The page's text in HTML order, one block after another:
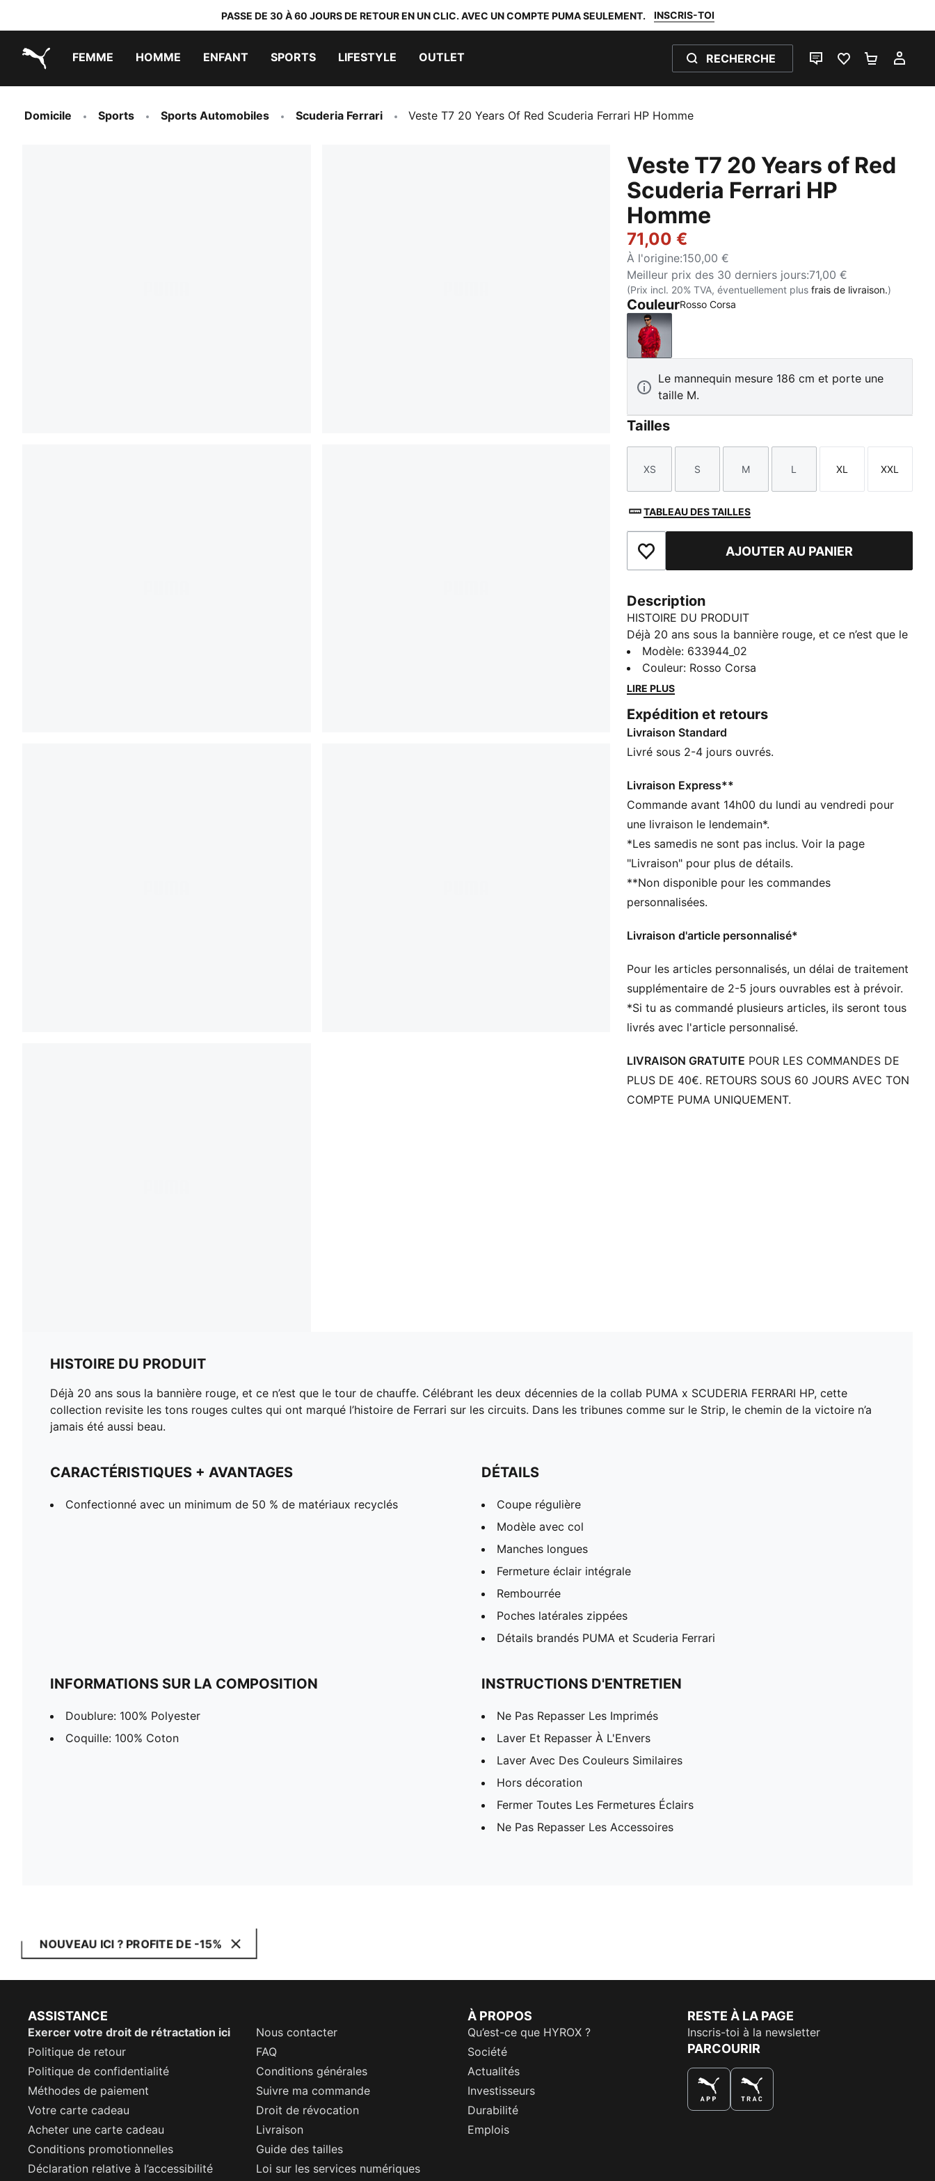
PASSE DE 30 À 60 JOURS DE RETOUR EN UN CLIC. AVEC UN COMPTE PUMA SEULEMENT. INSCRIS-TOI
FEMME HOMME ENFANT SPORTS LIFESTYLE OUTLET RECHERCHE
LIVE CHATFAVORIS 0PANIER 0
Domicile Sports Sports Automobiles Scuderia Ferrari Veste T7 20 Years Of Red Scuderia Ferrari HP Homme
Veste T7 20 Years of Red
Scuderia Ferrari HP
Homme
71,00 €
À l'origine:150,00 €
Meilleur prix des 30 derniers jours:71,00 €
(Prix incl. 20% TVA, éventuellement plusfrais de livraison.)
CouleurRosso Corsa
Rosso Corsa
Le mannequin mesure 186 cm et porte une
taille M.
Tailles
Taille
XS
Taille
S
Taille
M
Taille
L
Taille
XL
Taille
XXL
TABLEAU DES TAILLES
Ajouter aux favorisAJOUTER AU PANIER
Description
HISTOIRE DU PRODUIT
Déjà 20 ans sous la bannière rouge, et ce n’est que le
tour de chauffe. Célébrant les deux décennies de la
collab PUMA x SCUDERIA FERRARI HP, cette
collection revisite les tons rouges cultes qui ont
tribunes comme sur le Strip, le chemin de la victoire
n’a jamais été aussi beau.
CARACTÉRISTIQUES + AVANTAGES
recyclés
DÉTAILS
Coupe régulière
Manches longues
Fermeture éclair intégrale
Rembourrée
Poches latérales zippées
Modèle: 633944_02
Couleur: Rosso Corsa
LIRE PLUS
Expédition et retours
Livraison Standard
Livré sous 2-4 jours ouvrés.
Livraison Express**
Commande avant 14h00 du lundi au vendredi pour
une livraison le lendemain*.
*Les samedis ne sont pas inclus. Voir la page
"Livraison" pour plus de détails.
**Non disponible pour les commandes
personnalisées.
Livraison d'article personnalisé*
Pour les articles personnalisés, un délai de traitement
supplémentaire de 2-5 jours ouvrables est à prévoir.
*Si tu as commandé plusieurs articles, ils seront tous
livrés avec l'article personnalisé.
LIVRAISON GRATUITE POUR LES COMMANDES DE
PLUS DE 40€. RETOURS SOUS 60 JOURS AVEC TON
COMPTE PUMA UNIQUEMENT.
HISTOIRE DU PRODUIT
Déjà 20 ans sous la bannière rouge, et ce n’est que le tour de chauffe. Célébrant les deux décennies de la collab PUMA x SCUDERIA FERRARI HP, cette
collection revisite les tons rouges cultes qui ont marqué l’histoire de Ferrari sur les circuits. Dans les tribunes comme sur le Strip, le chemin de la victoire n’a
jamais été aussi beau.
CARACTÉRISTIQUES + AVANTAGES
Confectionné avec un minimum de 50 % de matériaux recyclés
DÉTAILS
Coupe régulière
Modèle avec col
Manches longues
Fermeture éclair intégrale
Rembourrée
Poches latérales zippées
Détails brandés PUMA et Scuderia Ferrari
INFORMATIONS SUR LA COMPOSITION
Doublure: 100% Polyester
Coquille: 100% Coton
INSTRUCTIONS D'ENTRETIEN
Ne Pas Repasser Les Imprimés
Laver Et Repasser À L'Envers
Laver Avec Des Couleurs Similaires
Hors décoration
Fermer Toutes Les Fermetures Éclairs
Ne Pas Repasser Les Accessoires
NOUVEAU ICI ? PROFITE DE -15%
ASSISTANCE
Exercer votre droit de rétractation ici
Nous contacter
Politique de retour
FAQ
Politique de confidentialité
Conditions générales
Méthodes de paiement
Suivre ma commande
Votre carte cadeau
Droit de révocation
Acheter une carte cadeau
Livraison
Conditions promotionnelles
Guide des tailles
Déclaration relative à l’accessibilité
Loi sur les services numériques
À PROPOS
Qu’est-ce que HYROX ?
Société
Actualités
Investisseurs
Durabilité
Emplois
RESTE À LA PAGE
Inscris-toi à la newsletter
PARCOURIR